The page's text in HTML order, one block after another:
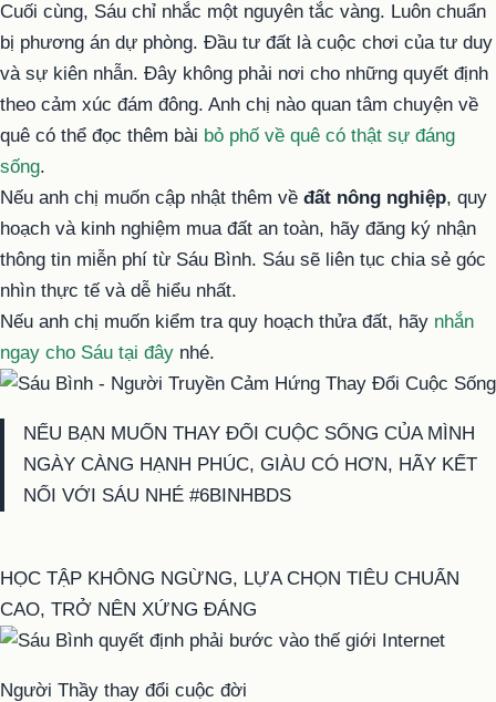
Cuối cùng, Sáu chỉ nhắc một nguyên tắc vàng. Luôn chuẩn
bị phương án dự phòng. Đầu tư đất là cuộc chơi của tư duy
và sự kiên nhẫn. Đây không phải nơi cho những quyết định
theo cảm xúc đám đông. Anh chị nào quan tâm chuyện về
quê có thể đọc thêm bài bỏ phố về quê có thật sự đáng
sống.
Nếu anh chị muốn cập nhật thêm về đất nông nghiệp, quy
hoạch và kinh nghiệm mua đất an toàn, hãy đăng ký nhận
thông tin miễn phí từ Sáu Bình. Sáu sẽ liên tục chia sẻ góc
nhìn thực tế và dễ hiểu nhất.
Nếu anh chị muốn kiểm tra quy hoạch thửa đất, hãy nhắn
ngay cho Sáu tại đây nhé.
NẾU BẠN MUỐN THAY ĐỔI CUỘC SỐNG CỦA MÌNH
NGÀY CÀNG HẠNH PHÚC, GIÀU CÓ HƠN, HÃY KẾT
NỐI VỚI SÁU NHÉ #6BINHBDS
HỌC TẬP KHÔNG NGỪNG, LỰA CHỌN TIÊU CHUẨN
CAO, TRỞ NÊN XỨNG ĐÁNG
Người Thầy thay đổi cuộc đời